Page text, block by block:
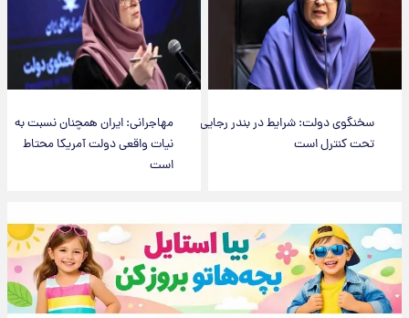
سخنگوی دولت: شرایط در بندر رجایی
تحت کنترل است
مهاجرانی: ایران همچنان نسبت به
نیات واقعی دولت آمریکا محتاط
است